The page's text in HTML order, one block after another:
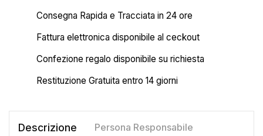
Consegna Rapida e Tracciata in 24 ore
Fattura elettronica disponibile al ceckout
Confezione regalo disponibile su richiesta
Restituzione Gratuita entro 14 giorni
Descrizione Persona Responsabile